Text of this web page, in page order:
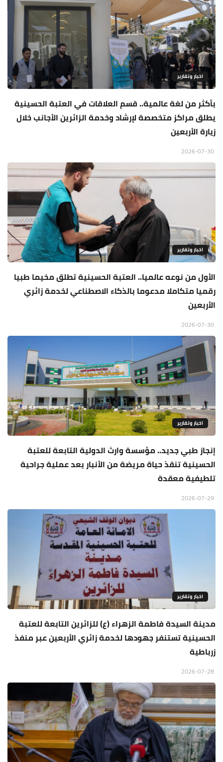
اخبار وتقارير
بأكثر من لغة عالمية.. قسم العلاقات في العتبة الحسينية
يطلق مراكز متخصصة لإرشاد وخدمة الزائرين الأجانب خلال
زيارة الأربعين
اخبار وتقارير
الأول من نوعه عالميا.. العتبة الحسينية تطلق مخيما طبيا
رقميا متكاملا مدعوما بالذكاء الاصطناعي لخدمة زائري
الأربعين
اخبار وتقارير
إنجاز طبي جديد.. مؤسسة وارث الدولية التابعة للعتبة
الحسينية تنقذ حياة مريضة من الأنبار بعد عملية جراحية
تلطيفية معقدة
اخبار وتقارير
مدينة السيدة فاطمة الزهراء (ع) للزائرين التابعة للعتبة
الحسينية تستنفر جهودها لخدمة زائري الأربعين عبر منفذ
زرباطية